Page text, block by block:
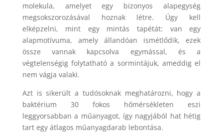
molekula, amelyet egy bizonyos alapegység
megsokszorozásával hoznak létre. Úgy kell
elképzelni, mint egy mintás tapétát: van egy
alapmotívuma, amely állandóan ismétlődik, ezek
össze vannak kapcsolva egymással, és a
végtelenségig folytatható a sormintájuk, ameddig el
nem vágja valaki.
Azt is sikerült a tudósoknak meghatározni, hogy a
baktérium 30 fokos hőmérsékleten eszi
leggyorsabban a műanyagot, így nagyjából hat hétig
tart egy átlagos műanyagdarab lebontása.